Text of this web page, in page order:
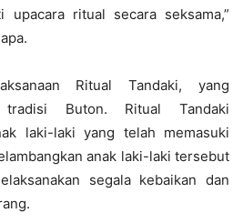
upacara ritual secara seksama,”
Ritual Tandaki, yang
tradisi Buton. Ritual Tandaki
laki-laki yang telah memasuki
anak laki-laki tersebut
segala kebaikan dan